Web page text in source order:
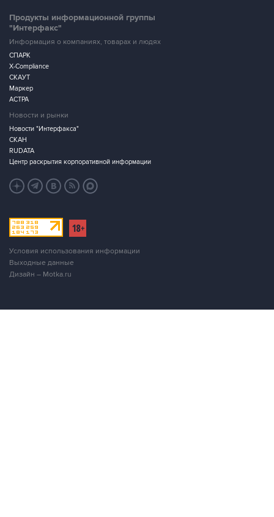
Продукты информационной группы
"Интерфакс"
Информация о компаниях, товарах и людях
СПАРК
X-Compliance
СКАУТ
Маркер
АСТРА
Новости и рынки
Новости "Интерфакса"
СКАН
RUDATA
Центр раскрытия корпоративной информации
Условия использования информации
Выходные данные
Дизайн – Motka.ru